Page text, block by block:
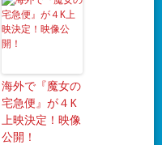
海外で『魔女の
宅急便』が４K
上映決定！映像
公開！